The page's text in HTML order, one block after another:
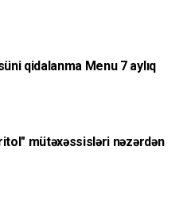
qidalanma Menu 7 aylıq
mütəxəssisləri nəzərdən